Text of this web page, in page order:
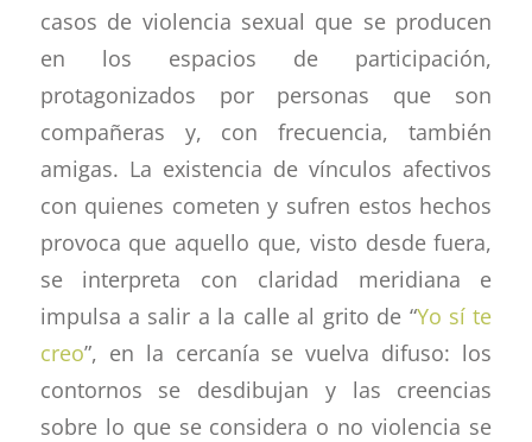
casos de violencia sexual que se producen
en los espacios de participación,
protagonizados por personas que son
compañeras y, con frecuencia, también
amigas. La existencia de vínculos afectivos
con quienes cometen y sufren estos hechos
provoca que aquello que, visto desde fuera,
se interpreta con claridad meridiana e
impulsa a salir a la calle al grito de “Yo sí te
creo”, en la cercanía se vuelva difuso: los
contornos se desdibujan y las creencias
sobre lo que se considera o no violencia se